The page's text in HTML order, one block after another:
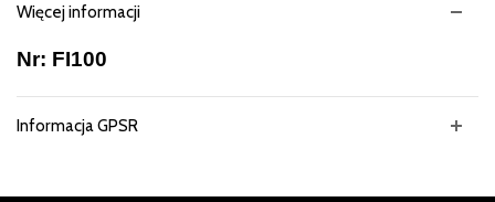
Więcej informacji
Nr: FI100
Informacja GPSR